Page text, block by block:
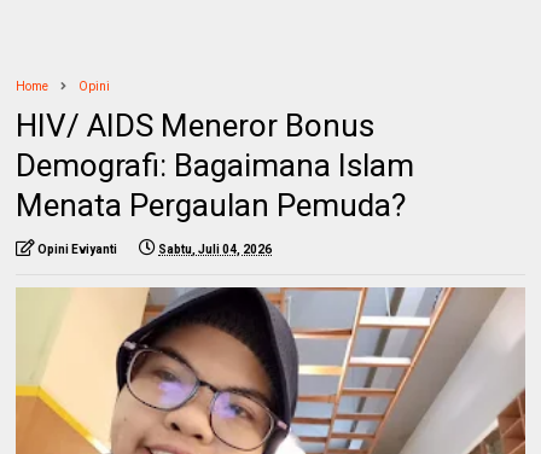
Home Opini
HIV/ AIDS Meneror Bonus
Demografi: Bagaimana Islam
Menata Pergaulan Pemuda?
Opini Eviyanti Sabtu, Juli 04, 2026